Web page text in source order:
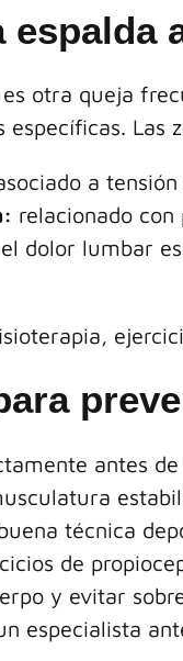
espalda
otra queja
Las
a
relacionado
el dolor lumbar
antes
técnica
de
y evitar
especialista